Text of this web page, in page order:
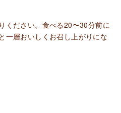
ください。食べる20〜30分前に
一層おいしくお召し上がりにな